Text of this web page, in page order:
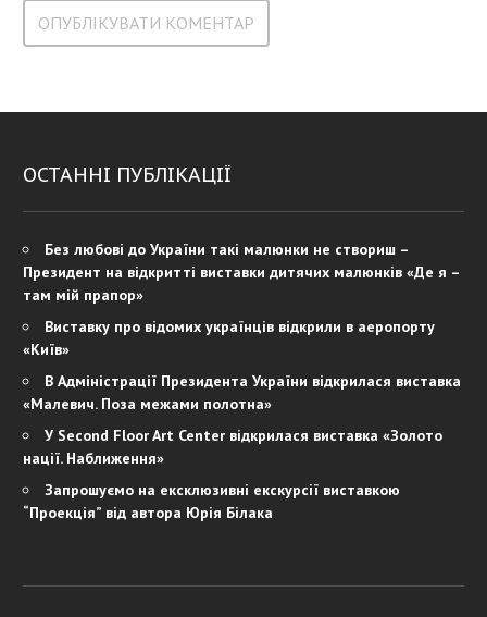
ОСТАННІ ПУБЛІКАЦІЇ
Без любові до України такі малюнки не створиш –
Президент на відкритті виставки дитячих малюнків «Де я –
там мій прапор»
Виставку про відомих українців відкрили в аеропорту
«Київ»
В Адміністрації Президента України відкрилася виставка
«Малевич. Поза межами полотна»
У Second Floor Art Center відкрилася виставка «Золото
нації. Наближення»
Запрошуємо на ексклюзивні екскурсії виставкою
“Проекція” від автора Юрія Білака